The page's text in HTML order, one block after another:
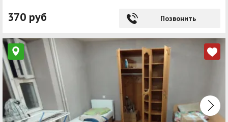
Ремонт квартир
Способы оплаты
Реклама на сайте
370 руб Позвонить